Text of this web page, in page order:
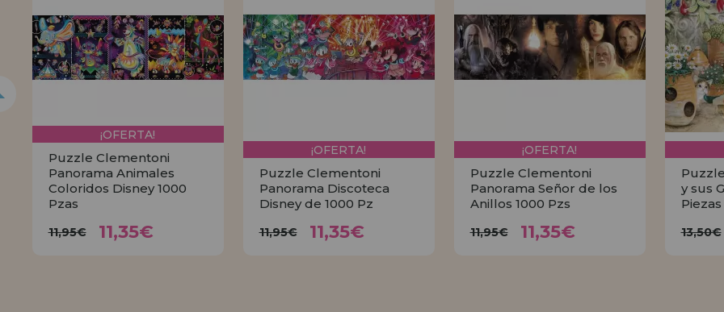
¡OFERTA!
Puzzle Clementoni
Panorama Animales
Coloridos Disney 1000
Pzas
11,95€ 11,35€
¡OFERTA!
Puzzle Clementoni
Panorama Discoteca
Disney de 1000 Pz
11,95€ 11,35€
¡OFERTA!
Puzzle Clementoni
Panorama Señor de los
Anillos 1000 Pzs
11,95€ 11,35€
y sus
Piezas
13,50€